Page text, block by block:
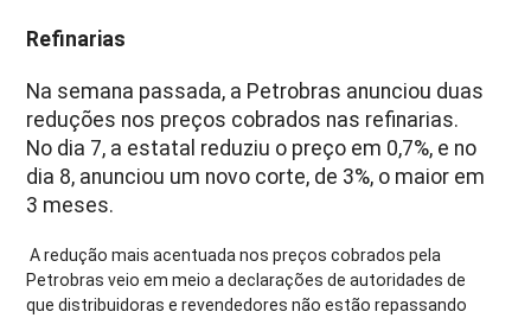
Refinarias
Na semana passada, a Petrobras anunciou duas
reduções nos preços cobrados nas refinarias.
No dia 7, a estatal reduziu o preço em 0,7%, e no
dia 8, anunciou um novo corte, de 3%, o maior em
3 meses.
A redução mais acentuada nos preços cobrados pela
Petrobras veio em meio a declarações de autoridades de
que distribuidoras e revendedores não estão repassando